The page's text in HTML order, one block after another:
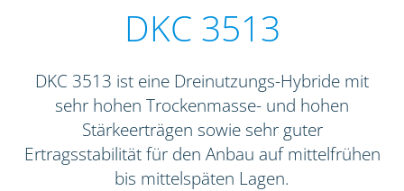
DKC 3513
DKC 3513 ist eine Dreinutzungs-Hybride mit
sehr hohen Trockenmasse- und hohen
Stärkeerträgen sowie sehr guter
Ertragsstabilität für den Anbau auf mittelfrühen
bis mittelspäten Lagen.